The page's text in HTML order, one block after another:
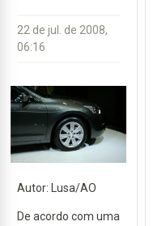
22 de jul. de 2008,
06:16
Autor: Lusa/AO
De acordo com uma